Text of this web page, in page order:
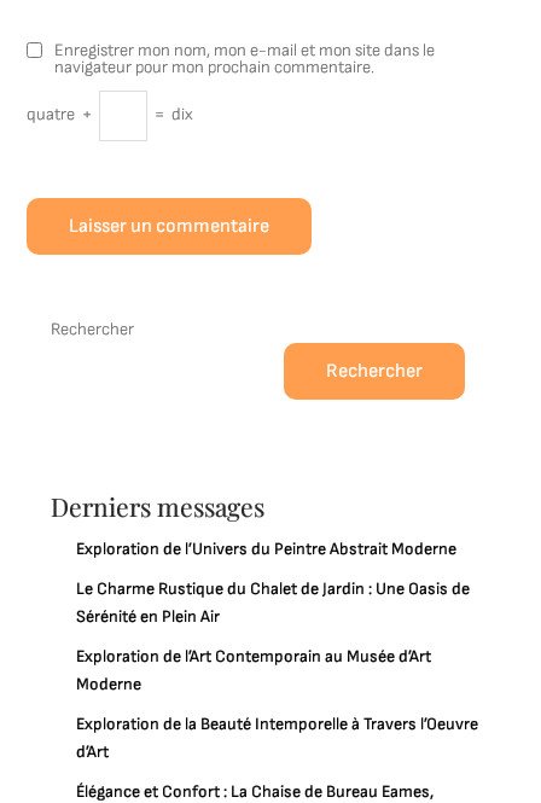
Enregistrer mon nom, mon e-mail et mon site dans le
navigateur pour mon prochain commentaire.
quatre + = dix
Rechercher
Rechercher
Derniers messages
Exploration de l’Univers du Peintre Abstrait Moderne
Le Charme Rustique du Chalet de Jardin : Une Oasis de
Sérénité en Plein Air
Exploration de l’Art Contemporain au Musée d’Art
Moderne
Exploration de la Beauté Intemporelle à Travers l’Oeuvre
d’Art
Élégance et Confort : La Chaise de Bureau Eames,